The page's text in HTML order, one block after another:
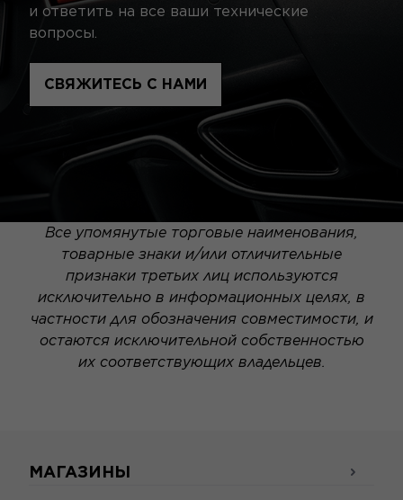
и ответить на все ваши технические
вопросы.
СВЯЖИТЕСЬ С НАМИ
Все упомянутые торговые наименования,
товарные знаки и/или отличительные
признаки третьих лиц используются
исключительно в информационных целях, в
частности для обозначения совместимости, и
остаются исключительной собственностью
их соответствующих владельцев.
МАГАЗИНЫ